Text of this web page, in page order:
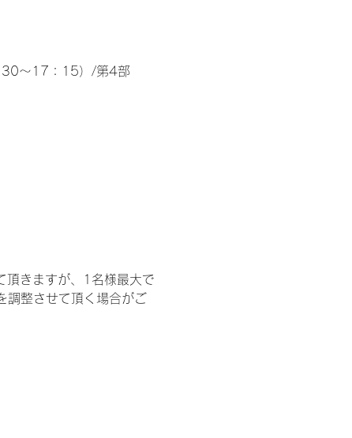
～17：15）/第4部
頂きますが、1名様最大で
調整させて頂く場合がご